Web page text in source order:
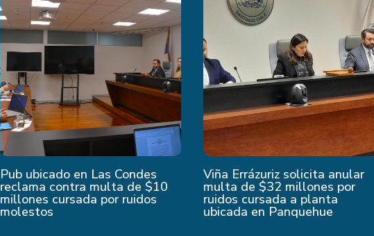
Pub ubicado en Las Condes
reclama contra multa de $10
millones cursada por ruidos
molestos
Viña Errázuriz solicita anular
multa de $32 millones por
ruidos cursada a planta
ubicada en Panquehue